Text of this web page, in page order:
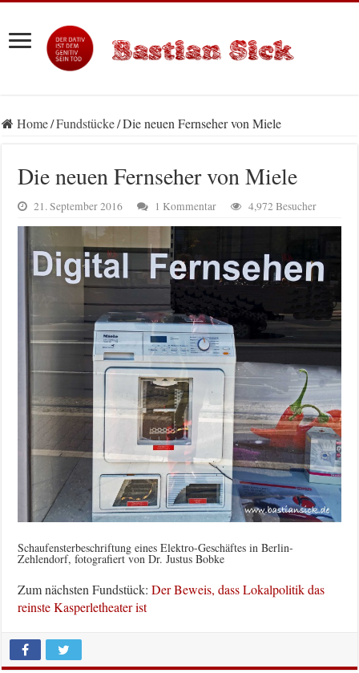
Home/Fundstücke/Die neuen Fernseher von Miele
Die neuen Fernseher von Miele
21. September 2016 1 Kommentar 4,972 Besucher
Schaufensterbeschriftung eines Elektro-Geschäftes in Berlin-
Zehlendorf, fotografiert von Dr. Justus Bobke
Zum nächsten Fundstück:Der Beweis, dass Lokalpolitik das
reinste Kasperletheater ist